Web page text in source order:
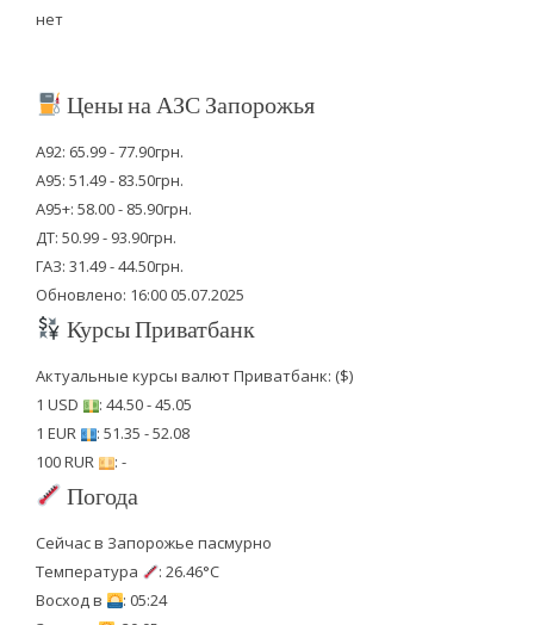
нет
Цены на АЗС Запорожья
А92: 65.99 - 77.90грн.
А95: 51.49 - 83.50грн.
А95+: 58.00 - 85.90грн.
ДТ: 50.99 - 93.90грн.
ГАЗ: 31.49 - 44.50грн.
Обновлено: 16:00 05.07.2025
Курсы Приватбанк
Актуальные курсы валют Приватбанк: ($)
1 USD
: 44.50 - 45.05
1 EUR
: 51.35 - 52.08
100 RUR
: -
Погода
Сейчас в Запорожье пасмурно
Температура
: 26.46°C
Восход в
: 05:24